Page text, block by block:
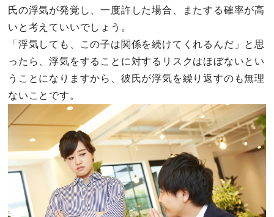
氏の浮気が発覚し、一度許した場合、またする確率が高
いと考えていいでしょう。
「浮気しても、この子は関係を続けてくれるんだ」と思
ったら、浮気をすることに対するリスクはほぼないとい
うことになりますから、彼氏が浮気を繰り返すのも無理
ないことです。